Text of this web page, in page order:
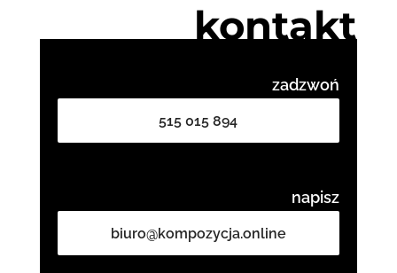
kontakt
zadzwoń
515 015 894
napisz
biuro@kompozycja.online